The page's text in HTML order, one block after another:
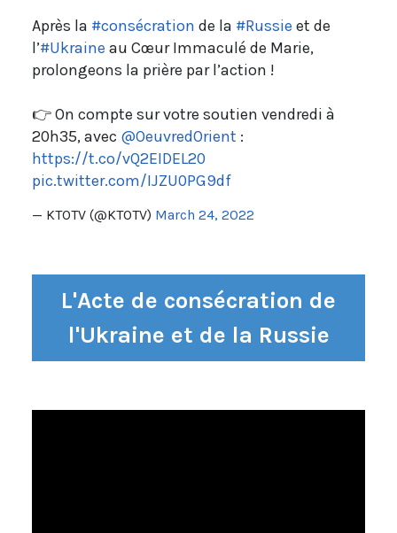
Après la #consécration de la #Russie et de
l’#Ukraine au Cœur Immaculé de Marie,
prolongeons la prière par l’action !
👉 On compte sur votre soutien vendredi à
20h35, avec @OeuvredOrient :
https://t.co/vQ2EIDEL20
pic.twitter.com/IJZU0PG9df
— KTOTV (@KTOTV) March 24, 2022
L'Acte de consécration de
l'Ukraine et de la Russie